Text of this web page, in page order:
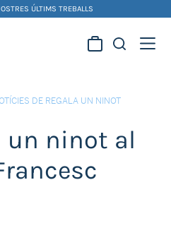
ÚLTIMS TREBALLS
DE REGALA UN NINOT
un ninot al